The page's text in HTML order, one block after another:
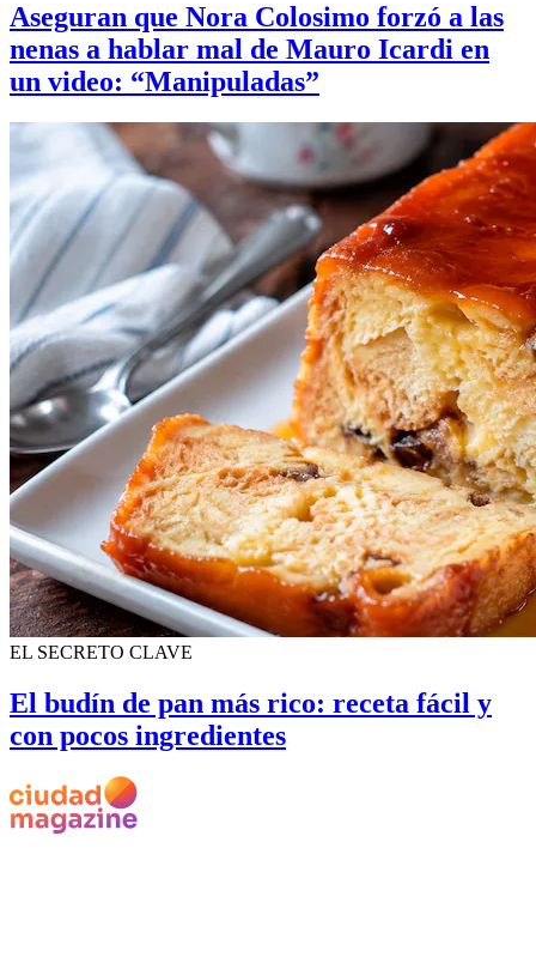
Aseguran que Nora Colosimo forzó a las
nenas a hablar mal de Mauro Icardi en
un video: “Manipuladas”
EL SECRETO CLAVE
El budín de pan más rico: receta fácil y
con pocos ingredientes